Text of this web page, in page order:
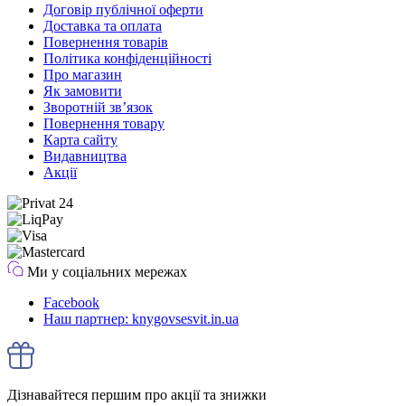
Договір публічної оферти
Доставка та оплата
Повернення товарів
Політика конфіденційності
Про магазин
Як замовити
Зворотній зв’язок
Повернення товару
Карта сайту
Видавництва
Акції
Ми у соціальних мережах
Facebook
Наш партнер: knygovsesvit.in.ua
Дізнавайтеся першим про акції та знижки